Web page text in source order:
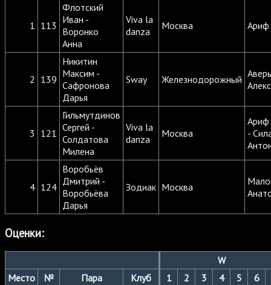
1 113
Флотский
Иван -
Воронко
Анна
Viva la
danza
Москва Ариф
2 139
Никитин
Максим -
Сафронова
Дарья
Sway Железнодорожный
3 121
Гильмутдинов
Сергей -
Солдатова
Милена
Viva la
danza
Москва
Ариф
-
4 124
Воробьёв
Дмитрий -
Воробьёва
Дарья
Зодиак Москва
Оценки:
W
Место
№ Пара Клуб 1 2 3 4 5 6